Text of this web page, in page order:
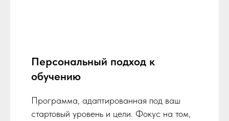
Персональный подход к
обучению
Программа, адаптированная под ваш
стартовый уровень и цели. Фокус на том,